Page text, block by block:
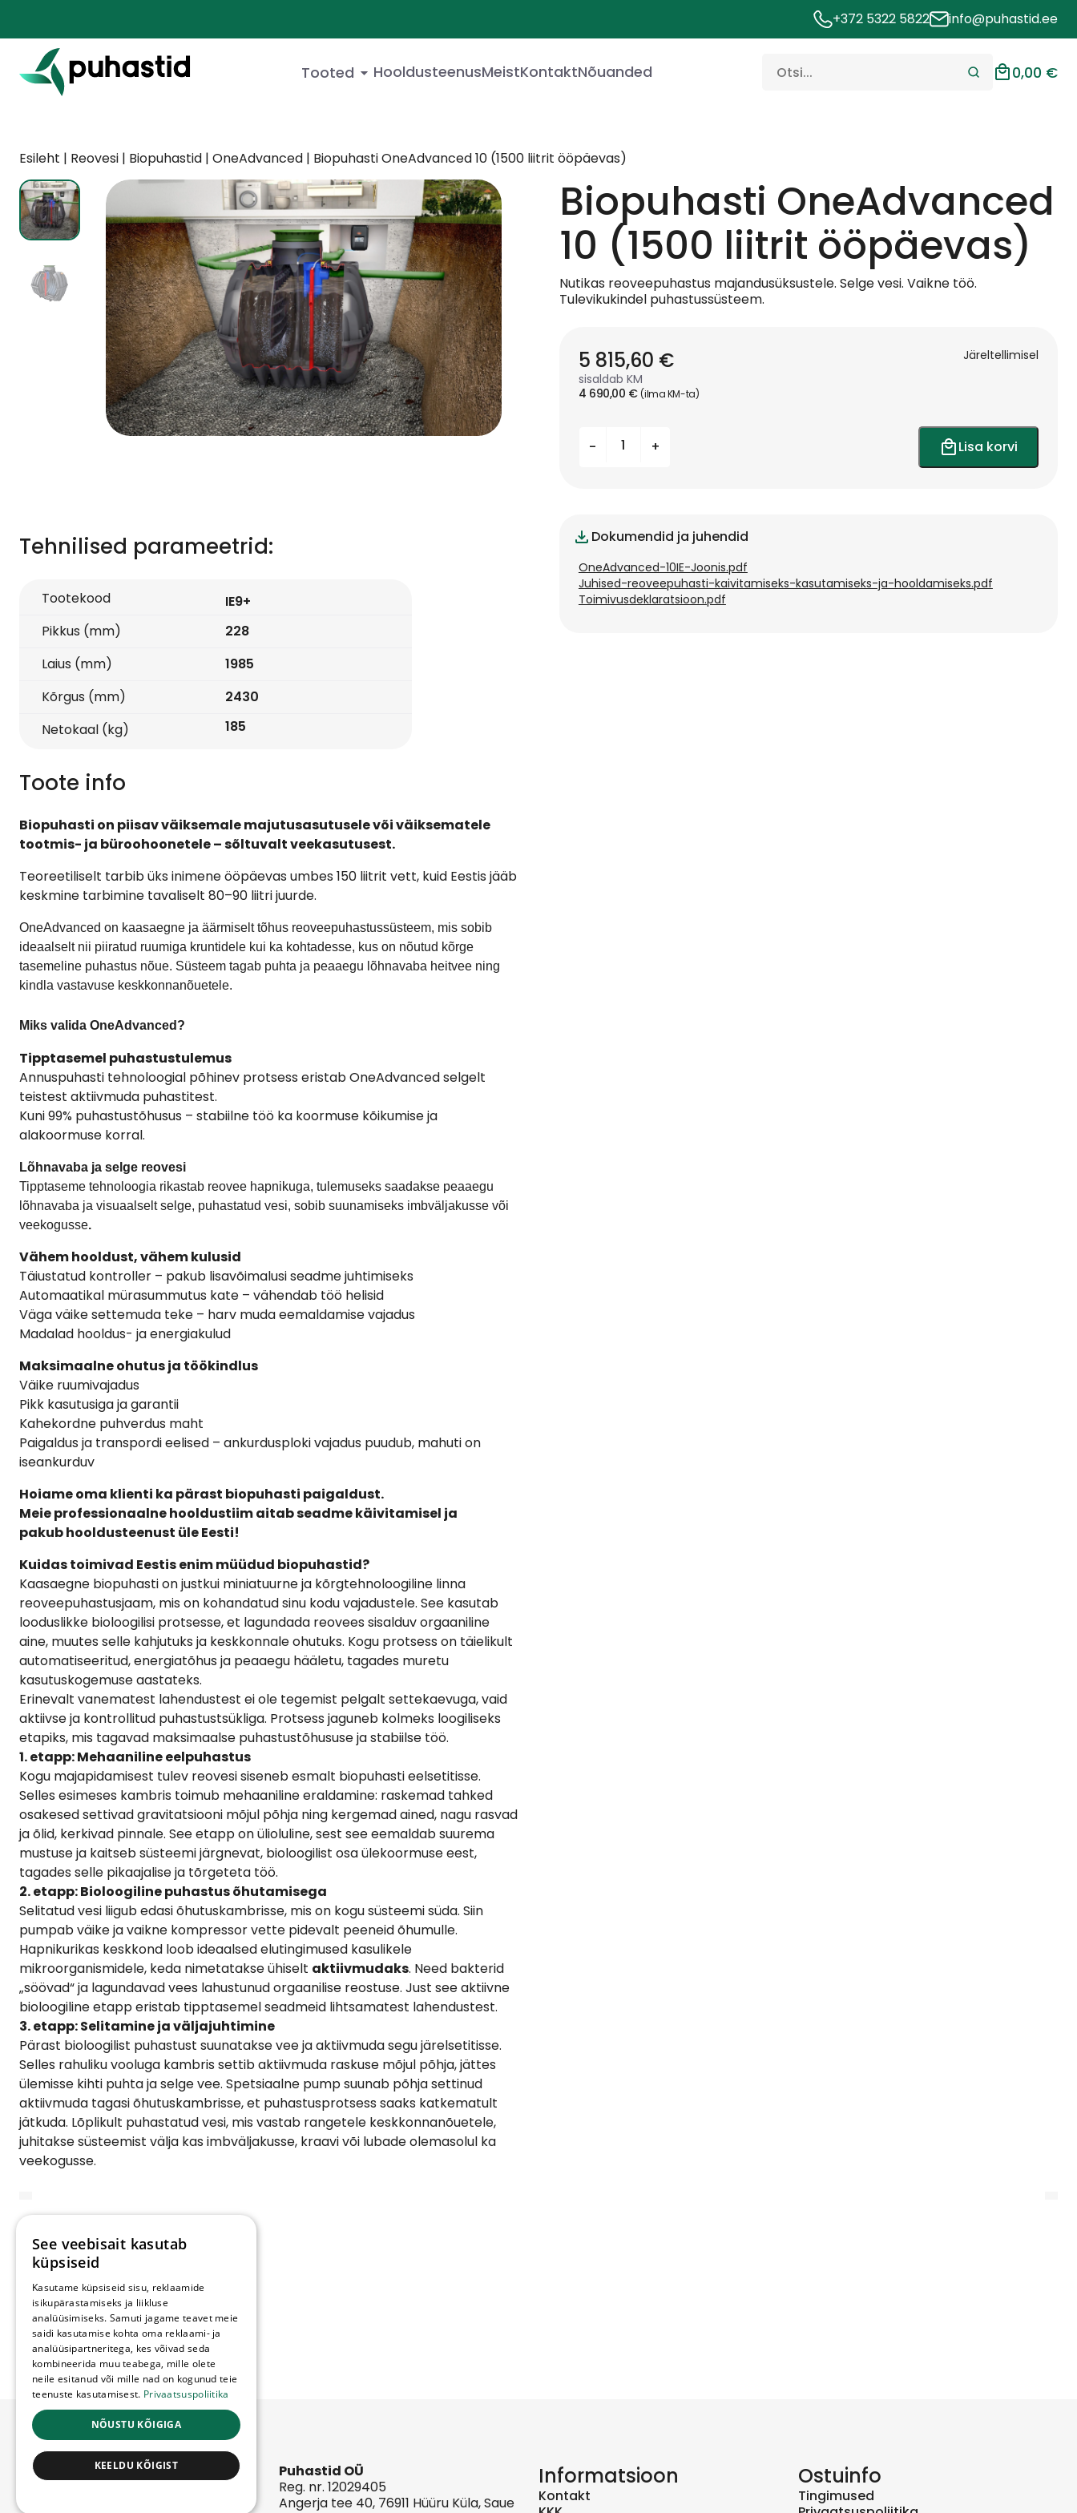
content
+372 5322 5822 info@puhastid.ee
Tooted HooldusteenusMeistKontaktNõuanded 0,00 €
Esileht | Reovesi | Biopuhastid | OneAdvanced | Biopuhasti OneAdvanced 10 (1500 liitrit ööpäevas)
Biopuhasti OneAdvanced
10 (1500 liitrit ööpäevas)
Nutikas reoveepuhastus majandusüksustele. Selge vesi. Vaikne töö.
Tulevikukindel puhastussüsteem.
5 815,60 €
sisaldab KM
4 690,00 € (ilma KM-ta)
Järeltellimisel
-
OneAdvanced
kogus
+ Lisa korvi
Tehnilised parameetrid:
Tootekood
IE9+
Pikkus (mm)
228
Laius (mm)
1985
Kõrgus (mm)
2430
Netokaal (kg)
185
Toote info
Biopuhasti on piisav väiksemale majutusasutusele või väiksematele
tootmis- ja büroohoonetele – sõltuvalt veekasutusest.
Teoreetiliselt tarbib üks inimene ööpäevas umbes 150 liitrit vett, kuid Eestis jääb
keskmine tarbimine tavaliselt 80–90 liitri juurde.
OneAdvanced on kaasaegne ja äärmiselt tõhus reoveepuhastussüsteem, mis sobib
ideaalselt nii piiratud ruumiga kruntidele kui ka kohtadesse, kus on nõutud kõrge
tasemeline puhastus nõue. Süsteem tagab puhta ja peaaegu lõhnavaba heitvee ning
kindla vastavuse keskkonnanõuetele.
Miks valida OneAdvanced?
Tipptasemel puhastustulemus
Annuspuhasti tehnoloogial põhinev protsess eristab OneAdvanced selgelt
teistest aktiivmuda puhastitest.
Kuni 99% puhastustõhusus – stabiilne töö ka koormuse kõikumise ja
alakoormuse korral.
Lõhnavaba ja selge reovesi
Tipptaseme tehnoloogia rikastab reovee hapnikuga, tulemuseks saadakse peaaegu
lõhnavaba ja visuaalselt selge, puhastatud vesi, sobib suunamiseks imbväljakusse või
veekogusse.
Vähem hooldust, vähem kulusid
Täiustatud kontroller – pakub lisavõimalusi seadme juhtimiseks
Automaatikal mürasummutus kate – vähendab töö helisid
Väga väike settemuda teke – harv muda eemaldamise vajadus
Madalad hooldus- ja energiakulud
Maksimaalne ohutus ja töökindlus
Väike ruumivajadus
Pikk kasutusiga ja garantii
Kahekordne puhverdus maht
Paigaldus ja transpordi eelised – ankurdusploki vajadus puudub, mahuti on
iseankurduv
Hoiame oma klienti ka pärast biopuhasti paigaldust.
Meie professionaalne hooldustiim aitab seadme käivitamisel ja
pakub hooldusteenust üle Eesti!
Kuidas toimivad Eestis enim müüdud biopuhastid?
Kaasaegne biopuhasti on justkui miniatuurne ja kõrgtehnoloogiline linna
reoveepuhastusjaam, mis on kohandatud sinu kodu vajadustele. See kasutab
looduslikke bioloogilisi protsesse, et lagundada reovees sisalduv orgaaniline
aine, muutes selle kahjutuks ja keskkonnale ohutuks. Kogu protsess on täielikult
automatiseeritud, energiatõhus ja peaaegu hääletu, tagades muretu
kasutuskogemuse aastateks.
Erinevalt vanematest lahendustest ei ole tegemist pelgalt settekaevuga, vaid
aktiivse ja kontrollitud puhastustsükliga. Protsess jaguneb kolmeks loogiliseks
etapiks, mis tagavad maksimaalse puhastustõhususe ja stabiilse töö.
1. etapp: Mehaaniline eelpuhastus
Kogu majapidamisest tulev reovesi siseneb esmalt biopuhasti eelsetitisse.
Selles esimeses kambris toimub mehaaniline eraldamine: raskemad tahked
osakesed settivad gravitatsiooni mõjul põhja ning kergemad ained, nagu rasvad
ja õlid, kerkivad pinnale. See etapp on ülioluline, sest see eemaldab suurema
mustuse ja kaitseb süsteemi järgnevat, bioloogilist osa ülekoormuse eest,
tagades selle pikaajalise ja tõrgeteta töö.
2. etapp: Bioloogiline puhastus õhutamisega
Selitatud vesi liigub edasi õhutuskambrisse, mis on kogu süsteemi süda. Siin
pumpab väike ja vaikne kompressor vette pidevalt peeneid õhumulle.
Hapnikurikas keskkond loob ideaalsed elutingimused kasulikele
mikroorganismidele, keda nimetatakse ühiselt aktiivmudaks. Need bakterid
„söövad“ ja lagundavad vees lahustunud orgaanilise reostuse. Just see aktiivne
bioloogiline etapp eristab tipptasemel seadmeid lihtsamatest lahendustest.
3. etapp: Selitamine ja väljajuhtimine
Pärast bioloogilist puhastust suunatakse vee ja aktiivmuda segu järelsetitisse.
Selles rahuliku vooluga kambris settib aktiivmuda raskuse mõjul põhja, jättes
ülemisse kihti puhta ja selge vee. Spetsiaalne pump suunab põhja settinud
aktiivmuda tagasi õhutuskambrisse, et puhastusprotsess saaks katkematult
jätkuda. Lõplikult puhastatud vesi, mis vastab rangetele keskkonnanõuetele,
juhitakse süsteemist välja kas imbväljakusse, kraavi või lubade olemasolul ka
veekogusse.
Dokumendid ja juhendid
OneAdvanced-10IE-Joonis.pdf
Juhised-reoveepuhasti-kaivitamiseks-kasutamiseks-ja-hooldamiseks.pdf
Toimivusdeklaratsioon.pdf
Puhastid OÜ
Reg. nr. 12029405
Angerja tee 40, 76911 Hüüru Küla, Saue
Informatsioon
Kontakt
Ostuinfo
Tingimused
See veebisait kasutab
küpsiseid
Kasutame küpsiseid sisu, reklaamide
isikupärastamiseks ja liikluse
analüüsimiseks. Samuti jagame teavet meie
saidi kasutamise kohta oma reklaami- ja
analüüsipartneritega, kes võivad seda
kombineerida muu teabega, mille olete
neile esitanud või mille nad on kogunud teie
teenuste kasutamisest. Privaatsuspoliitika
NÕUSTU KÕIGIGA
KEELDU KÕIGIST